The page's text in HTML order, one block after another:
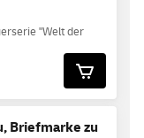
"Welt der
Briefmarke zu